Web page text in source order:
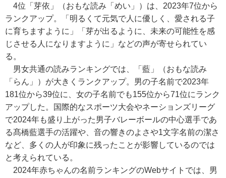
4位「芽依」（おもな読み「めい」）は、2023年7位から
ランクアップ。「明るくて元気で人に優しく、愛される子
に育ちますように」「芽が出るように、未来の可能性を感
じさせる人になりますように」などの声が寄せられてい
る。
男女共通の読みランキングでは、「藍」（おもな読み
「らん」）が大きくランクアップ。男の子名前で2023年
181位から39位に、女の子名前でも155位から71位にランク
アップした。国際的なスポーツ大会やネーションズリーグ
で2024年も盛り上がった男子バレーボールの中心選手であ
る髙橋藍選手の活躍や、音の響きのよさや1文字名前の潔さ
など、多くの人が印象に残ったことが影響しているのでは
と考えられている。
2024年赤ちゃんの名前ランキングのWebサイトでは、男